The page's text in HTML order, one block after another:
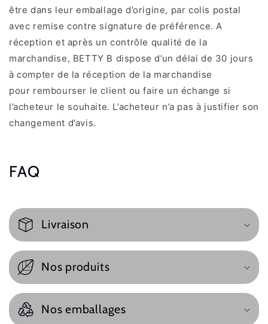
être dans leur emballage d’origine, par colis postal
avec remise contre signature de préférence. A
réception et après un contrôle qualité de la
marchandise, BETTY B dispose d’un délai de 30 jours
à compter de la réception de la marchandise
pour rembourser le client ou faire un échange si
l’acheteur le souhaite. L’acheteur n’a pas à justifier son
changement d’avis.
FAQ
Livraison
Nos produits
Nos emballages